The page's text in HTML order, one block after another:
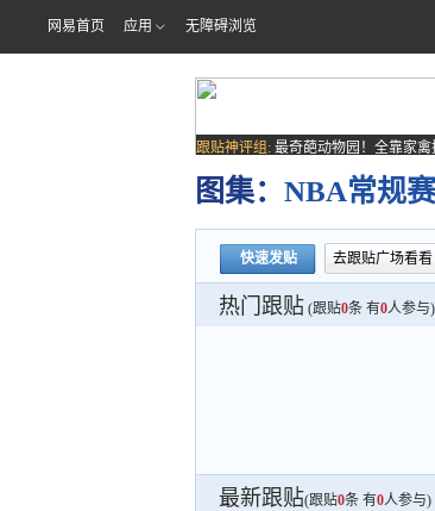
网易首页 应用 无障碍浏览
跟贴神评组: 最奇葩动物园！全靠家禽
图集： NBA常规
快速发贴 去跟贴广场看看
热门跟贴 (跟贴0条 有0人参与)
最新跟贴(跟贴0条 有0人参与)